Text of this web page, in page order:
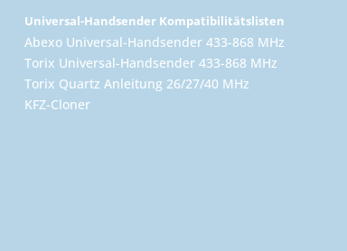
Universal-Handsender Kompatibilitätslisten
Abexo Universal-Handsender 433-868 MHz
Torix Universal-Handsender 433-868 MHz
Torix Quartz Anleitung 26/27/40 MHz
KFZ-Cloner